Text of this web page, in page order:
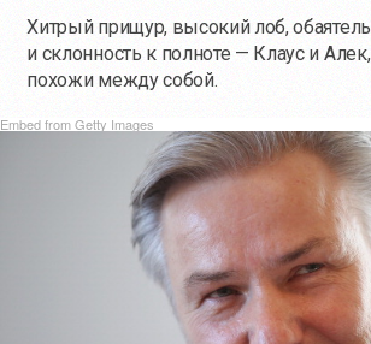
Хитрый прищур, высокий лоб,
и склонность к полноте — Клаус и
похожи между собой.
Embed from Getty Images